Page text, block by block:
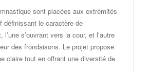
sont placées aux extrémités
définissant le caractère de
l’une s’ouvrant vers la cour, et l’autre
des frondaisons. Le projet propose
claire tout en offrant une diversité de